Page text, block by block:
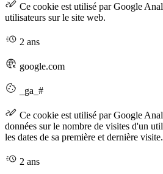
Ce cookie est utilisé par Google
utilisateurs sur le site web.
2 ans
google.com
_ga_#
Ce cookie est utilisé par Google
données sur le nombre de visites d'un
les dates de sa première et dernière visite.
2 ans